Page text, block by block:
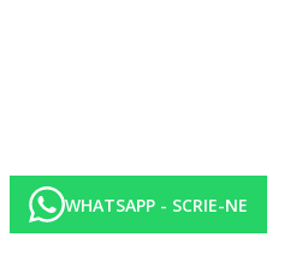
WHATSAPP - SCRIE-NE